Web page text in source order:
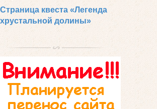
Страница квеста «Легенда
хрустальной долины»